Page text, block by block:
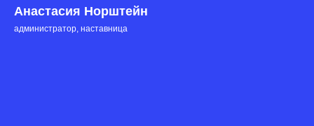
Анастасия Норштейн
администратор, наставница